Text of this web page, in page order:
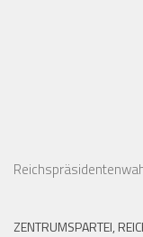
ZENTRUMSPARTEI,